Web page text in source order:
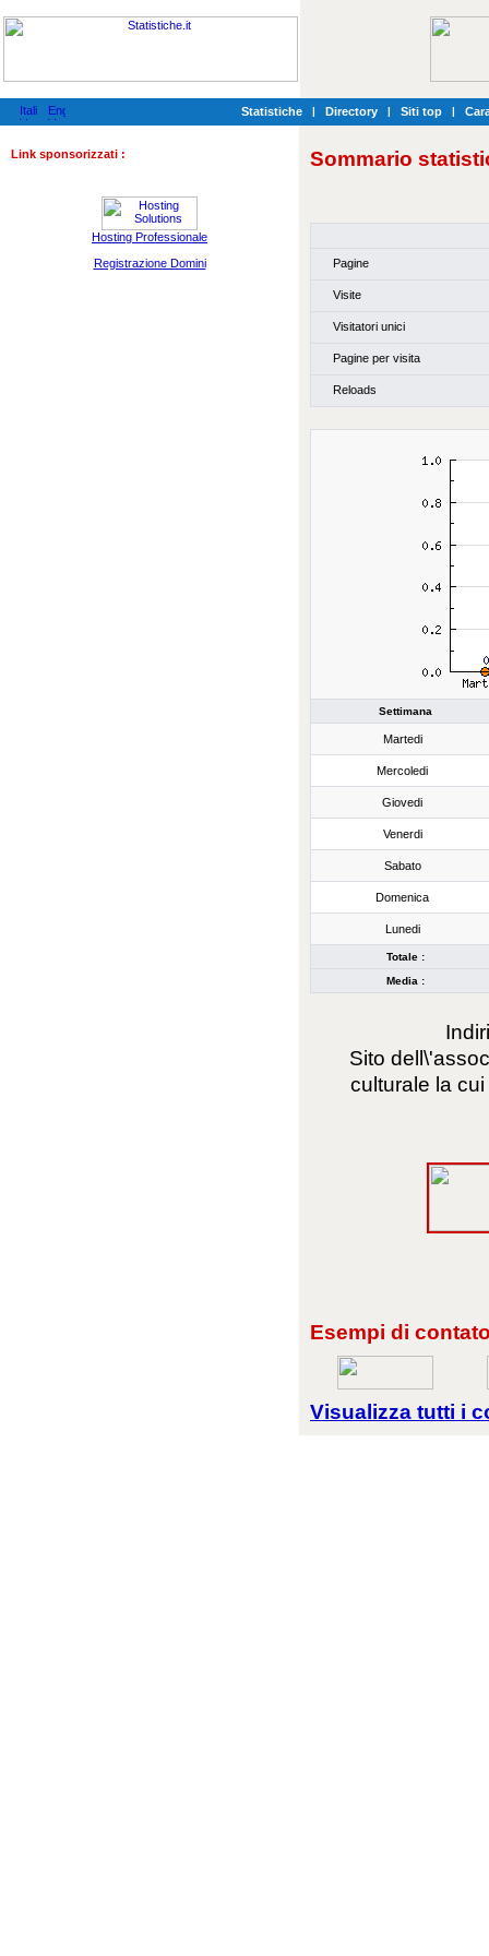
Statistiche | Directory | Siti top |
Link sponsorizzati :
Hosting Professionale
Registrazione Domini
Sommario
Pagine
Visite
Visitatori unici
Pagine per visita
Reloads
Settimana
Martedi
Mercoledi
Giovedi
Venerdi
Sabato
Domenica
Lunedi
Totale :
Media :
Sito
culturale la
Esempi di
Visualizza tutti i